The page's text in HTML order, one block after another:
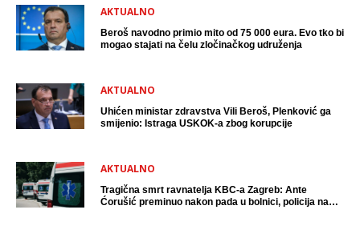
AKTUALNO
Beroš navodno primio mito od 75 000 eura. Evo tko bi
mogao stajati na čelu zločinačkog udruženja
AKTUALNO
Uhićen ministar zdravstva Vili Beroš, Plenković ga
smijenio: Istraga USKOK-a zbog korupcije
AKTUALNO
Tragična smrt ravnatelja KBC-a Zagreb: Ante
Ćorušić preminuo nakon pada u bolnici, policija na